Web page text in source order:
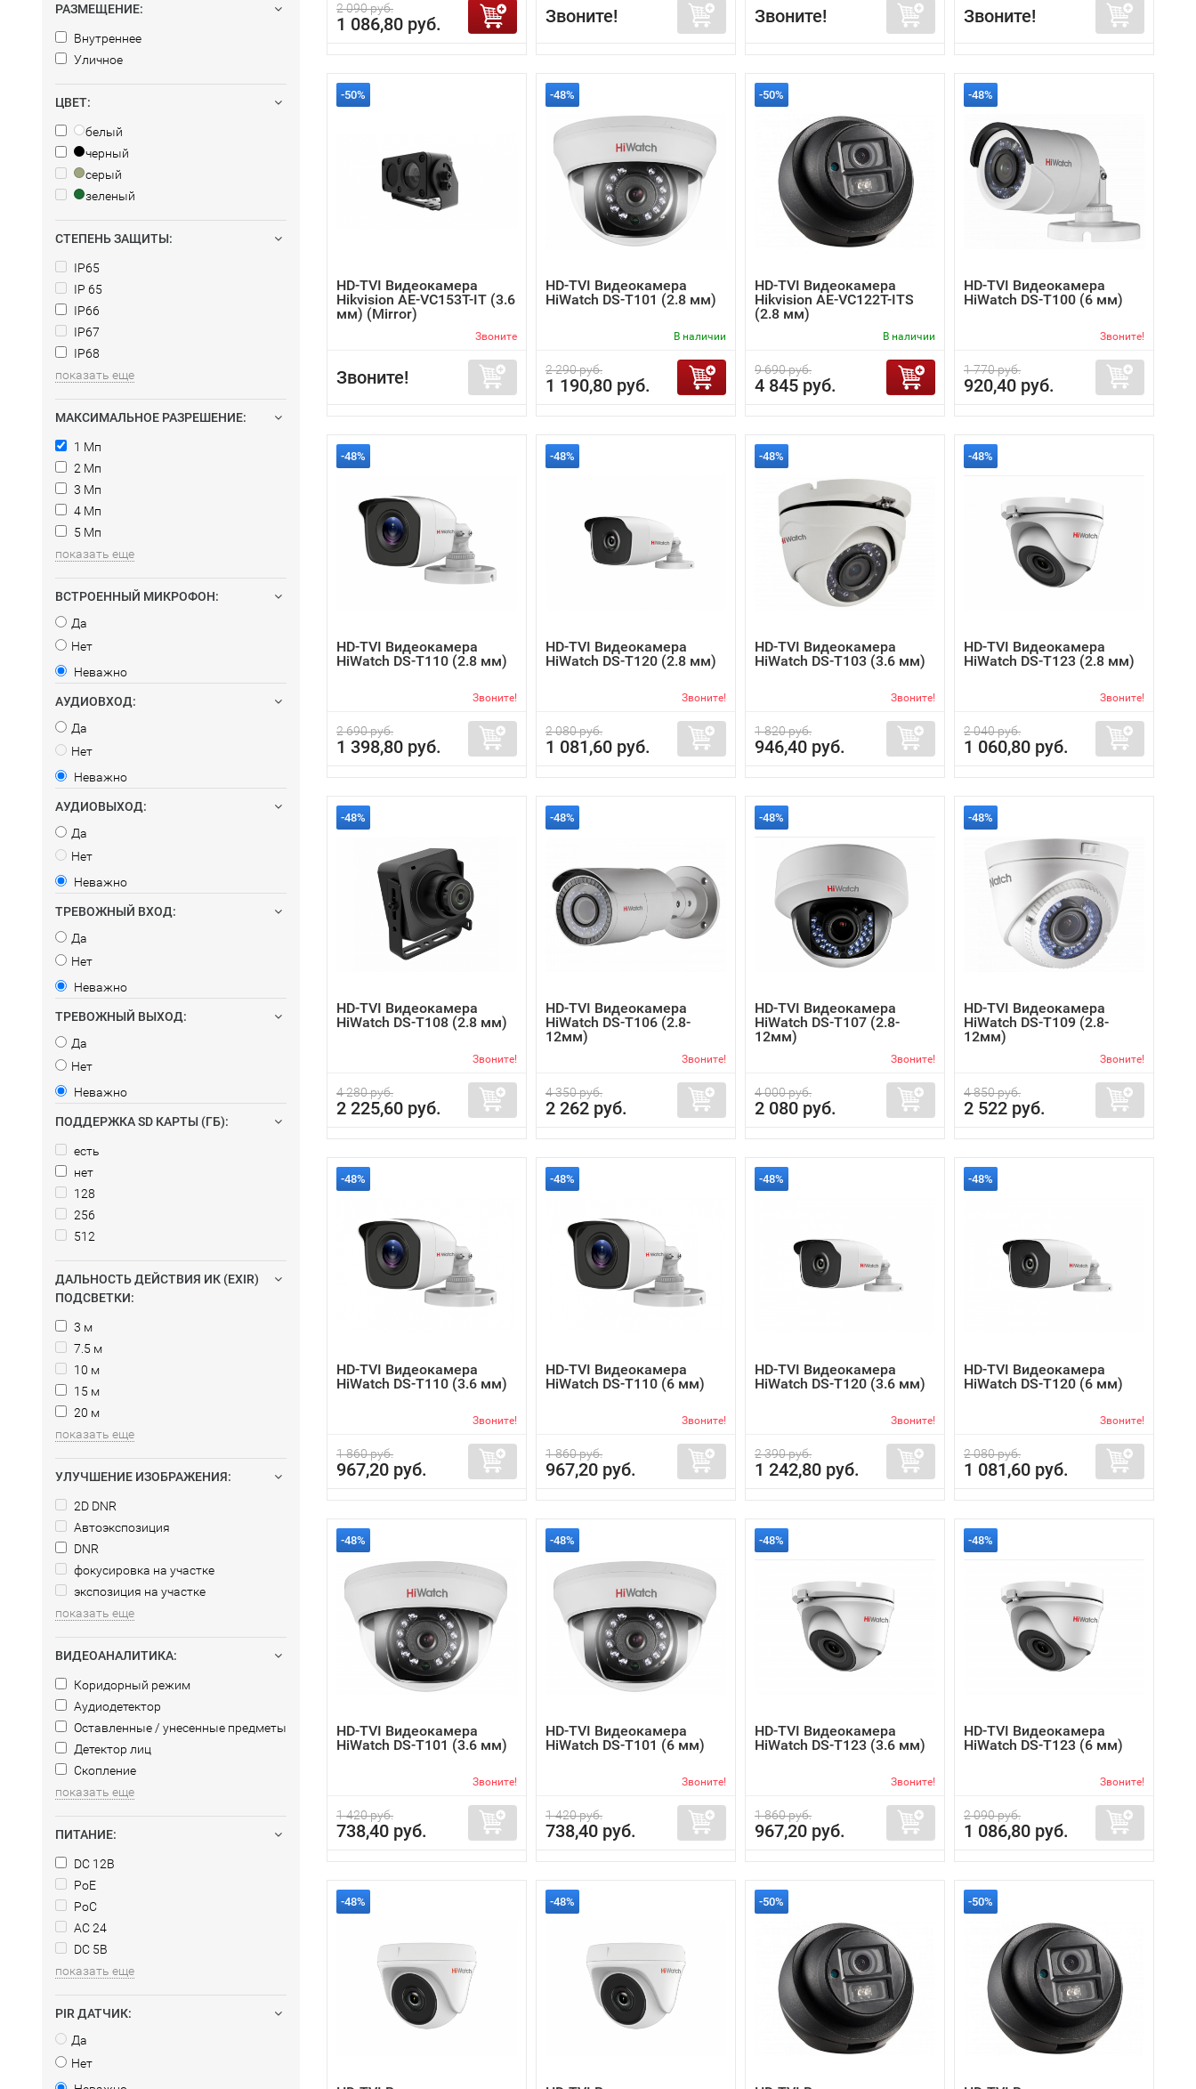
РАЗМЕЩЕНИЕ:
Внутреннее
Уличное
ЦВЕТ:
белый
черный
серый
зеленый
СТЕПЕНЬ ЗАЩИТЫ:
IP65
IP 65
IP66
IP67
IP68
показать еще
МАКСИМАЛЬНОЕ РАЗРЕШЕНИЕ:
1 Мп
2 Мп
3 Мп
4 Мп
5 Мп
показать еще
ВСТРОЕННЫЙ МИКРОФОН:
Да
Нет
Неважно
АУДИОВХОД:
Да
Нет
Неважно
АУДИОВЫХОД:
Да
Нет
Неважно
ТРЕВОЖНЫЙ ВХОД:
Да
Нет
Неважно
ТРЕВОЖНЫЙ ВЫХОД:
Да
Нет
Неважно
ПОДДЕРЖКА SD КАРТЫ (ГБ):
есть
нет
128
256
512
ДАЛЬНОСТЬ ДЕЙСТВИЯ ИК (EXIR)
ПОДСВЕТКИ:
3 м
7.5 м
10 м
15 м
20 м
показать еще
УЛУЧШЕНИЕ ИЗОБРАЖЕНИЯ:
2D DNR
Автоэкспозиция
DNR
фокусировка на участке
экспозиция на участке
показать еще
ВИДЕОАНАЛИТИКА:
Коридорный режим
Аудиодетектор
Оставленные / унесенные предметы
Детектор лиц
Скопление
показать еще
ПИТАНИЕ:
DC 12В
PoE
PoC
AC 24
DC 5В
показать еще
PIR ДАТЧИК:
Да
Нет
2 090 руб.
1 086,80 руб. Звоните! Звоните! Звоните!
-50%
HD-TVI Видеокамера
Hikvision AE-VC153T-IT (3.6
мм) (Mirror)
Звоните
Звоните!
-48%
HD-TVI Видеокамера
HiWatch DS-T101 (2.8 мм)
В наличии
2 290 руб.
1 190,80 руб.
-50%
HD-TVI Видеокамера
Hikvision AE-VC122T-ITS
(2.8 мм)
В наличии
9 690 руб.
4 845 руб.
-48%
HD-TVI Видеокамера
HiWatch DS-T100 (6 мм)
Звоните!
1 770 руб.
920,40 руб.
-48%
HD-TVI Видеокамера
HiWatch DS-T110 (2.8 мм)
Звоните!
2 690 руб.
1 398,80 руб.
-48%
HD-TVI Видеокамера
HiWatch DS-T120 (2.8 мм)
Звоните!
2 080 руб.
1 081,60 руб.
-48%
HD-TVI Видеокамера
HiWatch DS-T103 (3.6 мм)
Звоните!
1 820 руб.
946,40 руб.
-48%
HD-TVI Видеокамера
HiWatch DS-T123 (2.8 мм)
Звоните!
2 040 руб.
1 060,80 руб.
-48%
HD-TVI Видеокамера
HiWatch DS-T108 (2.8 мм)
Звоните!
4 280 руб.
2 225,60 руб.
-48%
HD-TVI Видеокамера
HiWatch DS-T106 (2.8-
12мм)
Звоните!
4 350 руб.
2 262 руб.
-48%
HD-TVI Видеокамера
HiWatch DS-T107 (2.8-
12мм)
Звоните!
4 000 руб.
2 080 руб.
-48%
HD-TVI Видеокамера
HiWatch DS-T109 (2.8-
12мм)
Звоните!
4 850 руб.
2 522 руб.
-48%
HD-TVI Видеокамера
HiWatch DS-T110 (3.6 мм)
Звоните!
1 860 руб.
967,20 руб.
-48%
HD-TVI Видеокамера
HiWatch DS-T110 (6 мм)
Звоните!
1 860 руб.
967,20 руб.
-48%
HD-TVI Видеокамера
HiWatch DS-T120 (3.6 мм)
Звоните!
2 390 руб.
1 242,80 руб.
-48%
HD-TVI Видеокамера
HiWatch DS-T120 (6 мм)
Звоните!
2 080 руб.
1 081,60 руб.
-48%
HD-TVI Видеокамера
HiWatch DS-T101 (3.6 мм)
Звоните!
1 420 руб.
738,40 руб.
-48%
HD-TVI Видеокамера
HiWatch DS-T101 (6 мм)
Звоните!
1 420 руб.
738,40 руб.
-48%
HD-TVI Видеокамера
HiWatch DS-T123 (3.6 мм)
Звоните!
1 860 руб.
967,20 руб.
-48%
HD-TVI Видеокамера
HiWatch DS-T123 (6 мм)
Звоните!
2 090 руб.
1 086,80 руб.
-48% -48% -50% -50%